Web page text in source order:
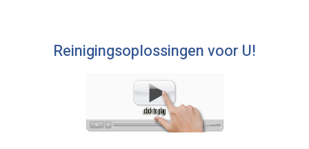
Reinigingsoplossingen voor U!